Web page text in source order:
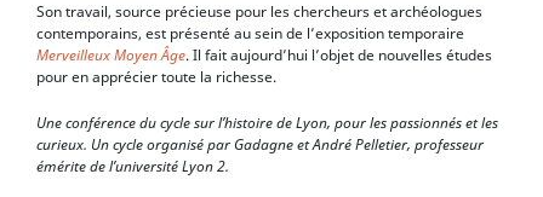
Son travail, source précieuse pour les chercheurs et archéologues
contemporains, est présenté au sein de l’exposition temporaire
Merveilleux Moyen Âge. Il fait aujourd’hui l’objet de nouvelles études
pour en apprécier toute la richesse.
Une conférence du cycle sur l’histoire de Lyon, pour les passionnés et les
curieux. Un cycle organisé par Gadagne et André Pelletier, professeur
émérite de l’université Lyon 2.